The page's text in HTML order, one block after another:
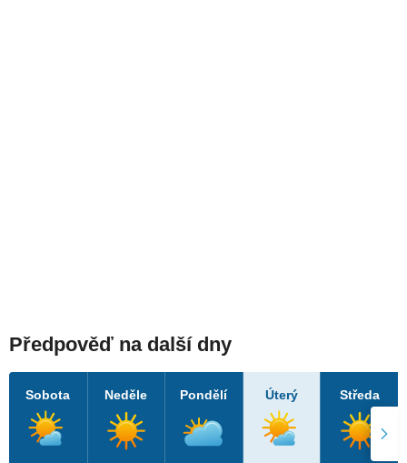
Předpověď na další dny
Sobota Neděle Pondělí Úterý Středa